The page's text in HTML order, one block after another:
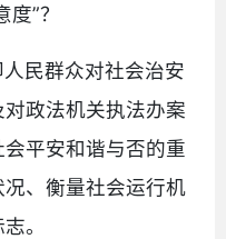
”？
民群众对社会治安
政法机关执法办案
平安和谐与否的重
、衡量社会运行机
。